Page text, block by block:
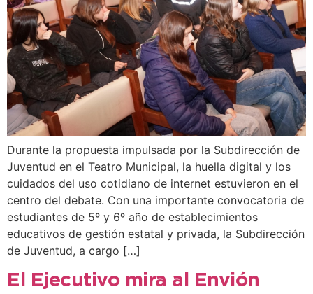
Durante la propuesta impulsada por la Subdirección de
Juventud en el Teatro Municipal, la huella digital y los
cuidados del uso cotidiano de internet estuvieron en el
centro del debate. Con una importante convocatoria de
estudiantes de 5º y 6º año de establecimientos
educativos de gestión estatal y privada, la Subdirección
de Juventud, a cargo […]
El Ejecutivo mira al Envión